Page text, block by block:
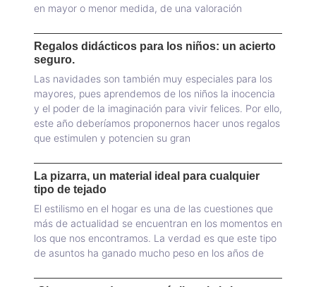
en mayor o menor medida, de una valoración
Regalos didácticos para los niños: un acierto
seguro.
Las navidades son también muy especiales para los
mayores, pues aprendemos de los niños la inocencia
y el poder de la imaginación para vivir felices. Por ello,
este año deberíamos proponernos hacer unos regalos
que estimulen y potencien su gran
La pizarra, un material ideal para cualquier
tipo de tejado
El estilismo en el hogar es una de las cuestiones que
más de actualidad se encuentran en los momentos en
los que nos encontramos. La verdad es que este tipo
de asuntos ha ganado mucho peso en los años de